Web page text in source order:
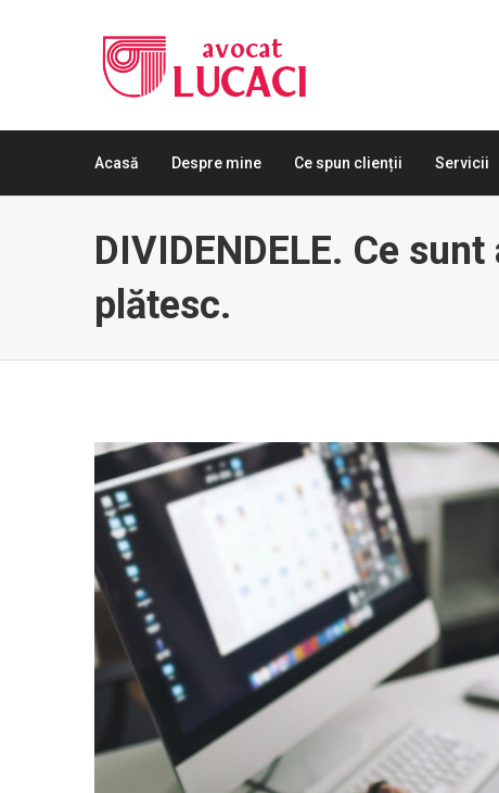
Acasă Despre mine Ce spun clienții Servicii
DIVIDENDELE. Ce
plătesc.